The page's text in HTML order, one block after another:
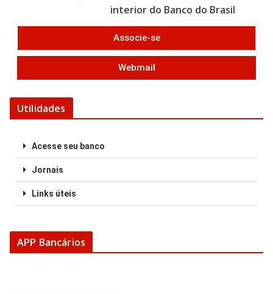
interior do Banco do Brasil
Associe-se
Webmail
Utilidades
Acesse seu banco
Jornais
Links úteis
APP Bancários